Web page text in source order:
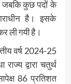
जबकि कुछ पदों के
है। इसके
ली गयी है।
वर्ष 2024-25
द्वारा चतुर्थ
86 प्रतिशत